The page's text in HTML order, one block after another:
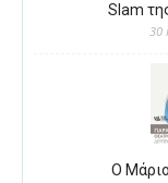
Slam
30
Ο